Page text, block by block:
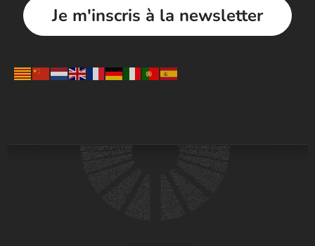
Je m'inscris à la newsletter